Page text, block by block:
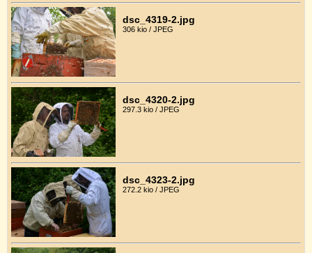
dsc_4319-2.jpg
306 kio / JPEG
dsc_4320-2.jpg
297.3 kio / JPEG
dsc_4323-2.jpg
272.2 kio / JPEG